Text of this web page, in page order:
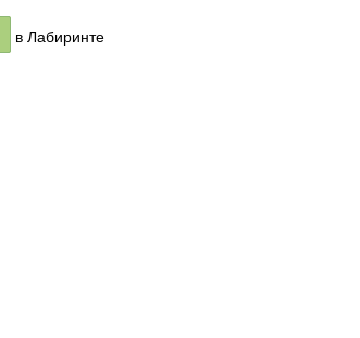
в Лабиринте